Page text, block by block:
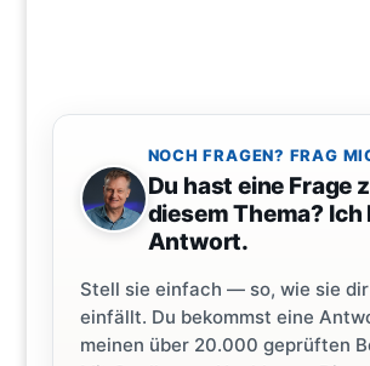
NOCH FRAGEN? FRAG
Du hast eine Frage
diesem Thema? Ich
Antwort.
Stell sie einfach — so, wie sie
einfällt. Du bekommst eine
meinen über 20.000 geprüften